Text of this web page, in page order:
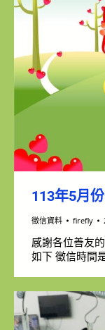
113年5月
徵信資料 firefly
感謝各位善友
如下 徵信時間